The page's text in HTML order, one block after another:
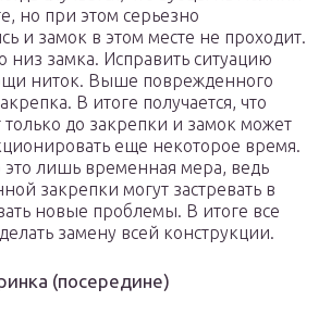
но при этом серьезно
и замок в этом месте не проходит.
низ замка. Исправить ситуацию
ниток. Выше поврежденного
В итоге получается, что
только до закрепки и замок может
еще некоторое время.
это лишь временная мера, ведь
закрепки могут застревать в
новые проблемы. В итоге все
замену всей конструкции.
(посередине)